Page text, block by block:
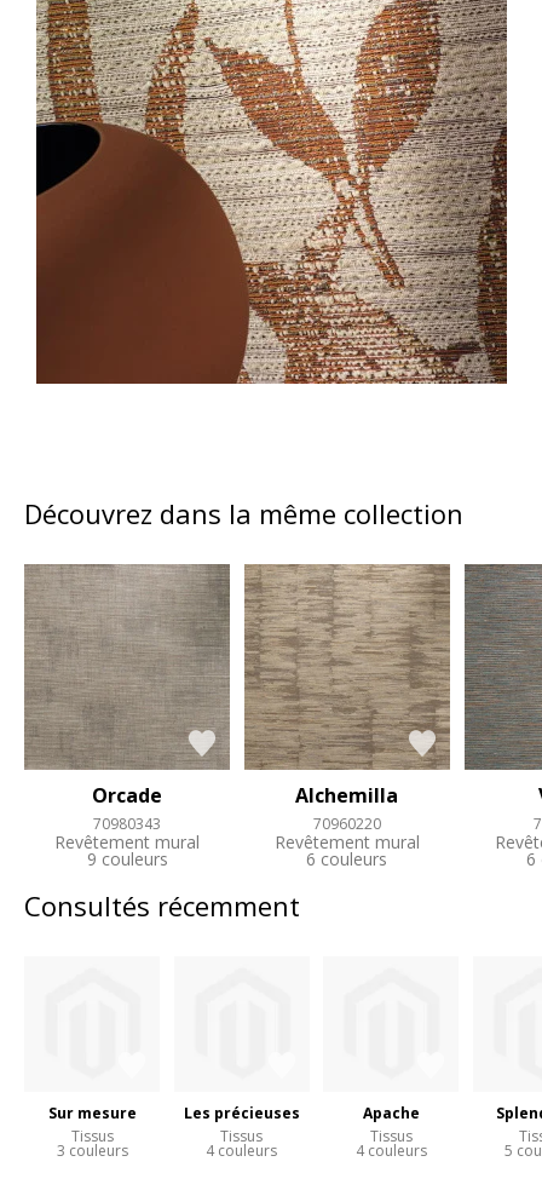
Découvrez dans la même collection
Orcade
70980343
Revêtement mural
9 couleurs
Alchemilla
70960220
Revêtement mural
6 couleurs 6
Consultés récemment
Sur mesure
Tissus
3 couleurs
Les précieuses
Tissus
4 couleurs
Apache
Tissus
4 couleurs 5